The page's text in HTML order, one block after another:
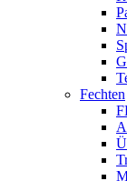
Fechten